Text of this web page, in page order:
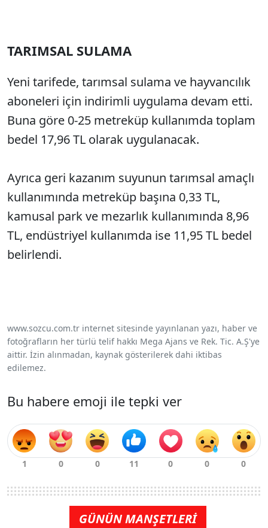
TARIMSAL SULAMA
Yeni tarifede, tarımsal sulama ve hayvancılık
aboneleri için indirimli uygulama devam etti.
Buna göre 0-25 metreküp kullanımda toplam
bedel 17,96 TL olarak uygulanacak.
Ayrıca geri kazanım suyunun tarımsal amaçlı
kullanımında metreküp başına 0,33 TL,
kamusal park ve mezarlık kullanımında 8,96
TL, endüstriyel kullanımda ise 11,95 TL bedel
belirlendi.
www.sozcu.com.tr internet sitesinde yayınlanan yazı, haber ve
fotoğrafların her türlü telif hakkı Mega Ajans ve Rek. Tic. A.Ş'ye
aittir. İzin alınmadan, kaynak gösterilerek dahi iktibas
edilemez.
Bu habere emoji ile tepki ver
GÜNÜN MANŞETLERİ